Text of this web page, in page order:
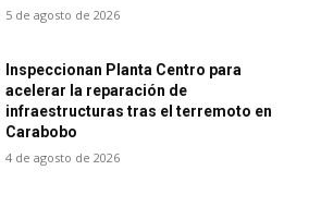
5 de agosto de 2026
Inspeccionan Planta Centro para
acelerar la reparación de
infraestructuras tras el terremoto en
Carabobo
4 de agosto de 2026